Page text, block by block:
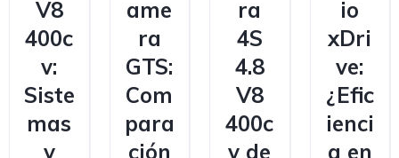
V8
400c
v:
Siste
mas
y
ame
ra
GTS:
Com
para
ción
ra
4S
4.8
V8
400c
v de
io
xDri
ve:
¿Efic
ienci
a en